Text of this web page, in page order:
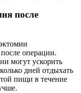
после
операции.
могут ускорить
дней отдыхать
пищи в течение